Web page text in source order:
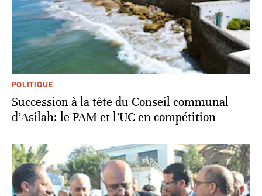
POLITIQUE
Succession à la tête du Conseil communal
d’Asilah: le PAM et l’UC en compétition